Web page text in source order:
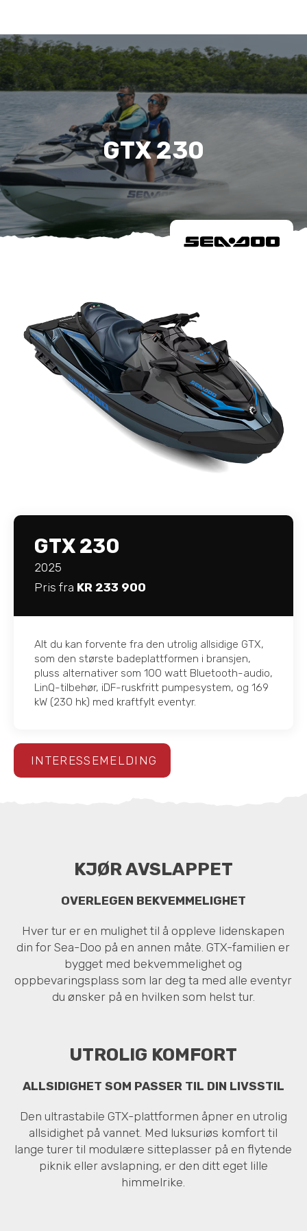
GTX 230
GTX 230
2025
Pris fra KR 233 900
Alt du kan forvente fra den utrolig allsidige GTX,
som den største badeplattformen i bransjen,
pluss alternativer som 100 watt Bluetooth-audio,
LinQ-tilbehør, iDF-ruskfritt pumpesystem, og 169
kW (230 hk) med kraftfylt eventyr.
INTERESSEMELDING
KJØR AVSLAPPET
OVERLEGEN BEKVEMMELIGHET
Hver tur er en mulighet til å oppleve lidenskapen
din for Sea-Doo på en annen måte. GTX-familien er
bygget med bekvemmelighet og
oppbevaringsplass som lar deg ta med alle eventyr
du ønsker på en hvilken som helst tur.
UTROLIG KOMFORT
ALLSIDIGHET SOM PASSER TIL DIN LIVSSTIL
Den ultrastabile GTX-plattformen åpner en utrolig
allsidighet på vannet. Med luksuriøs komfort til
lange turer til modulære sitteplasser på en flytende
piknik eller avslapning, er den ditt eget lille
himmelrike.